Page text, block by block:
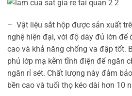
– Vật liệu sắt hộp được sản xuất
nghệ hiện đại, với độ dày đủ lớn
cao và khả năng chống va đập tốt.
phủ lớp mạ kẽm tĩnh điện để ngăn
ngăn rỉ sét. Chất lượng này đảm
bền cao và tuổi thọ kéo dài hơn 10